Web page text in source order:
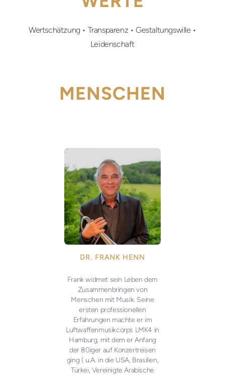
Wertschätzung • Transparenz • Gestaltungswille •
Leidenschaft
MENSCHEN
DR. FRANK HENN
Frank widmet sein Leben dem
Zusammenbringen von
Menschen mit Musik. Seine
ersten professionellen
Erfahrungen machte er im
Luftwaffenmusikcorps LMK4 in
Hamburg, mit dem er Anfang
der 80iger auf Konzertreisen
ging ( u.A. in die USA, Brasilien,
Türkei, Vereinigte Arabische